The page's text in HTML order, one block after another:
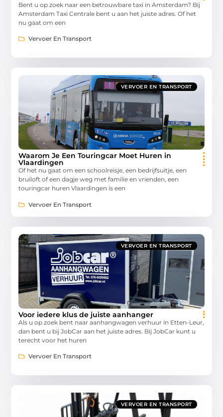
Bent u op zoek naar een betrouwbare taxi in Amsterdam? Bij
Amsterdam Taxi Centrale bent u aan het juiste adres. Of het
nu gaat om een
Vervoer En Transport
VERVOER EN TRANSPORT
Waarom Je Een Touringcar Moet Huren in
Vlaardingen
Of het nu gaat om een schoolreisje, een bedrijfsuitje, een
bruiloft of een dagje weg met familie en vrienden, een
touringcar huren Vlaardingen is een
Vervoer En Transport
VERVOER EN TRANSPORT
Voor iedere klus de juiste aanhanger
Als u op zoek bent naar aanhangwagen verhuur in Etten-Leur,
dan bent u bij JobCar aan het juiste adres. Bij JobCar kunt u
terecht voor het huren
Vervoer En Transport
VERVOER EN TRANSPORT